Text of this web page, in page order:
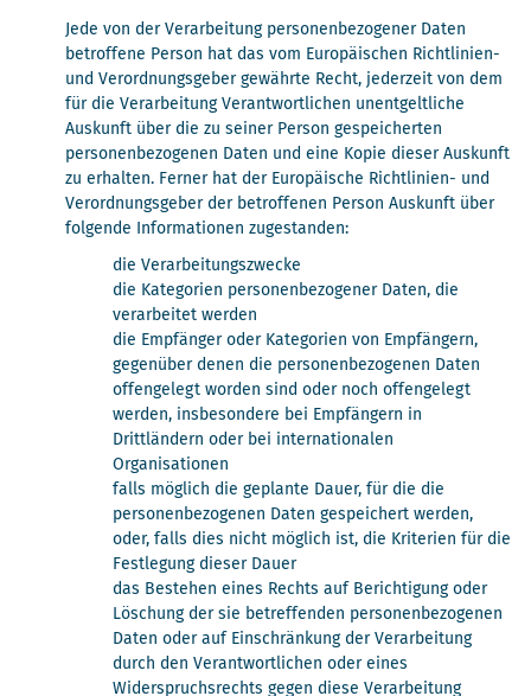
Jede von der Verarbeitung personenbezogener Daten
betroffene Person hat das vom Europäischen Richtlinien-
und Verordnungsgeber gewährte Recht, jederzeit von dem
für die Verarbeitung Verantwortlichen unentgeltliche
Auskunft über die zu seiner Person gespeicherten
personenbezogenen Daten und eine Kopie dieser Auskunft
zu erhalten. Ferner hat der Europäische Richtlinien- und
Verordnungsgeber der betroffenen Person Auskunft über
folgende Informationen zugestanden:
die Verarbeitungszwecke
die Kategorien personenbezogener Daten, die
verarbeitet werden
die Empfänger oder Kategorien von Empfängern,
gegenüber denen die personenbezogenen Daten
offengelegt worden sind oder noch offengelegt
werden, insbesondere bei Empfängern in
Drittländern oder bei internationalen
Organisationen
falls möglich die geplante Dauer, für die die
personenbezogenen Daten gespeichert werden,
oder, falls dies nicht möglich ist, die Kriterien für die
Festlegung dieser Dauer
das Bestehen eines Rechts auf Berichtigung oder
Löschung der sie betreffenden personenbezogenen
Daten oder auf Einschränkung der Verarbeitung
durch den Verantwortlichen oder eines
Widerspruchsrechts gegen diese Verarbeitung